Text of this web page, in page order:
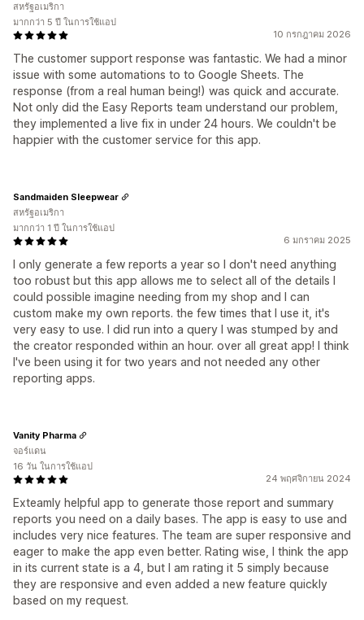
10 กรกฎาคม 2026
The customer support response was fantastic. We had a minor
issue with some automations to to Google Sheets. The
response (from a real human being!) was quick and accurate.
Not only did the Easy Reports team understand our problem,
they implemented a live fix in under 24 hours. We couldn't be
happier with the customer service for this app.
สหรัฐอเมริกา
มากกว่า 5 ปี ในการใช้แอป
6 มกราคม 2025
I only generate a few reports a year so I don't need anything
too robust but this app allows me to select all of the details I
could possible imagine needing from my shop and I can
custom make my own reports. the few times that I use it, it's
very easy to use. I did run into a query I was stumped by and
the creator responded within an hour. over all great app! I think
I've been using it for two years and not needed any other
reporting apps.
Sandmaiden Sleepwear
สหรัฐอเมริกา
มากกว่า 1 ปี ในการใช้แอป
24 พฤศจิกายน 2024
Exteamly helpful app to generate those report and summary
reports you need on a daily bases. The app is easy to use and
includes very nice features. The team are super responsive and
eager to make the app even better. Rating wise, I think the app
in its current state is a 4, but I am rating it 5 simply because
they are responsive and even added a new feature quickly
based on my request.
Vanity Pharma
จอร์แดน
16 วัน ในการใช้แอป